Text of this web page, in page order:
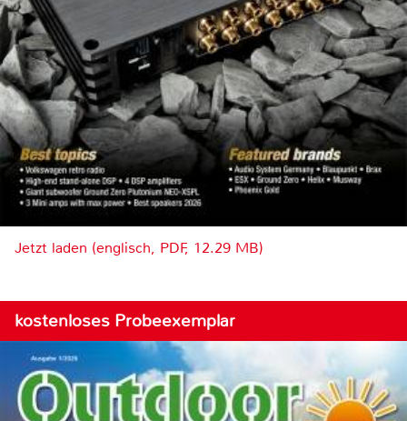
Jetzt laden (englisch, PDF, 12.29 MB)
kostenloses Probeexemplar